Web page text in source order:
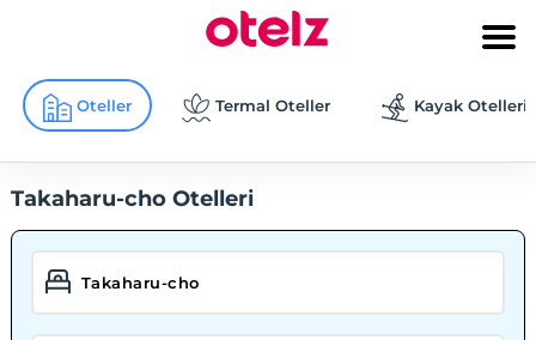
Oteller Termal Oteller Kayak Otelleri
Takaharu-cho Otelleri